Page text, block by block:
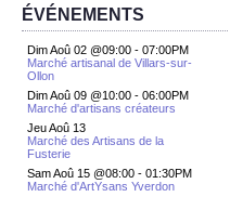
ÉVÉNEMENTS
Dim Aoû 02 @09:00 - 07:00PM
Marché artisanal de Villars-sur-
Ollon
Dim Aoû 09 @10:00 - 06:00PM
Marché d'artisans créateurs
Jeu Aoû 13
Marché des Artisans de la
Fusterie
Sam Aoû 15 @08:00 - 01:30PM
Marché d'ArtYsans Yverdon